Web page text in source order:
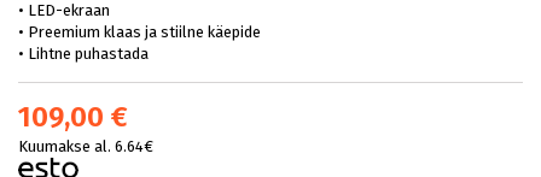
• LED-ekraan
• Preemium klaas ja stiilne käepide
• Lihtne puhastada
109,00 €
Kuumakse al. 6.64€